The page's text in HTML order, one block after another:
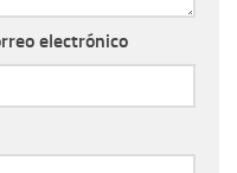
electrónico